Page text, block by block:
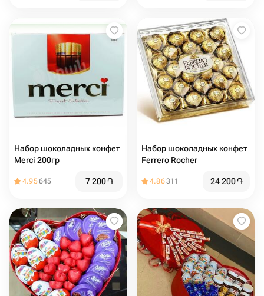
Набор шоколадных конфет
Merci 200гр
4.95645 7 200֏
Набор шоколадных конфет
Ferrero Rocher
4.86311 24 200֏